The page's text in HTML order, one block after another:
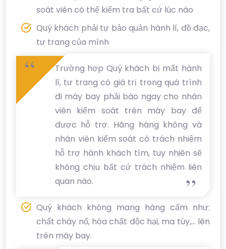
soát viên có thể kiểm tra bất cứ lúc nào
Quý khách phải tự bảo quản hành lí, đồ đạc,
tư trang của mình
Trường hợp Quý khách bị mất hành
lí, tư trang có giá trị trong quá trình
đi máy bay phải báo ngay cho nhân
viên kiểm soát trên máy bay để
được hỗ trợ. Hãng hàng không và
nhân viên kiểm soát có trách nhiệm
hỗ trợ hành khách tìm, tuy nhiên sẽ
không chịu bất cứ trách nhiệm liên
quan nào.
Quý khách không mang hàng cấm như:
chất cháy nổ, hóa chất độc hại, ma túy,... lên
trên máy bay.